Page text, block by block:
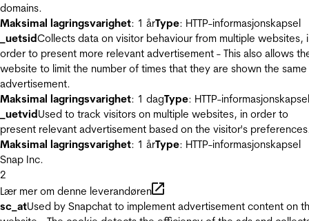
domains.
Maksimal lagringsvarighet: 1 årType: HTTP-informasjonskapsel
_uetsidCollects data on visitor behaviour from multiple websites,
order to present more relevant advertisement - This also allows
website to limit the number of times that they are shown the same
advertisement.
Maksimal lagringsvarighet: 1 dagType: HTTP-informasjonskapsel
_uetvidUsed to track visitors on multiple websites, in order to
present relevant advertisement based on the visitor's
Maksimal lagringsvarighet: 1 årType: HTTP-informasjonskapsel
Snap Inc.
2
Lær mer om denne leverandøren
sc_atUsed by Snapchat to implement advertisement content on